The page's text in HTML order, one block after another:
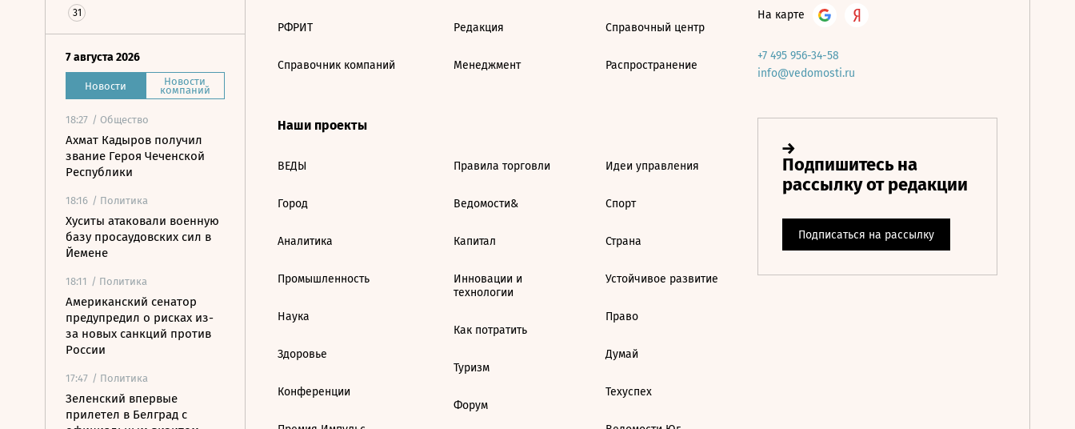
31
7 августа 2026
Новости Новости
компаний
18:27 / Общество
Ахмат Кадыров получил
звание Героя Чеченской
Республики
18:16 / Политика
Хуситы атаковали военную
базу просаудовских сил в
Йемене
18:11 / Политика
Американский сенатор
предупредил о рисках из-
за новых санкций против
России
17:47 / Политика
Зеленский впервые
прилетел в Белград с
РФРИТ
Справочник компаний
Редакция
Менеджмент
Справочный центр
Распространение
Наши проекты
ВЕДЫ
Город
Аналитика
Промышленность
Наука
Здоровье
Конференции
Правила торговли
Ведомости&
Капитал
Инновации и
технологии
Как потратить
Туризм
Форум
Идеи управления
Спорт
Страна
Устойчивое развитие
Право
Думай
Техуспех
На карте
+7 495 956-34-58
info@vedomosti.ru